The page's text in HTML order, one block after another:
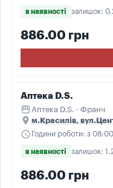
в наявності залишок:
886.00 грн
Аптека D.S.
storefront Аптека D.S. · Франч
place м.Красилів,
schedule Години роботи: з
в наявності залишок:
886.00 грн